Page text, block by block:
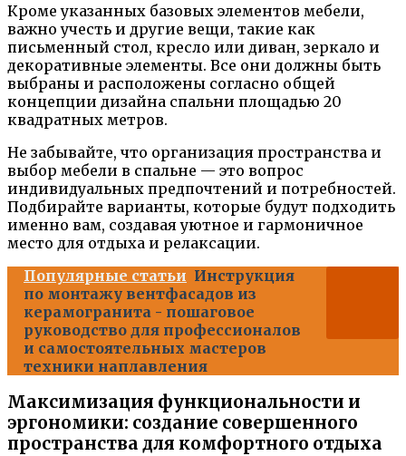
Кроме указанных базовых элементов мебели,
важно учесть и другие вещи, такие как
письменный стол, кресло или диван, зеркало и
декоративные элементы. Все они должны быть
выбраны и расположены согласно общей
концепции дизайна спальни площадью 20
квадратных метров.
Не забывайте, что организация пространства и
выбор мебели в спальне — это вопрос
индивидуальных предпочтений и потребностей.
Подбирайте варианты, которые будут подходить
именно вам, создавая уютное и гармоничное
место для отдыха и релаксации.
Популярные статьи Инструкция
по монтажу вентфасадов из
керамогранита - пошаговое
руководство для профессионалов
и самостоятельных мастеров
техники наплавления
Максимизация функциональности и
эргономики: создание совершенного
пространства для комфортного отдыха